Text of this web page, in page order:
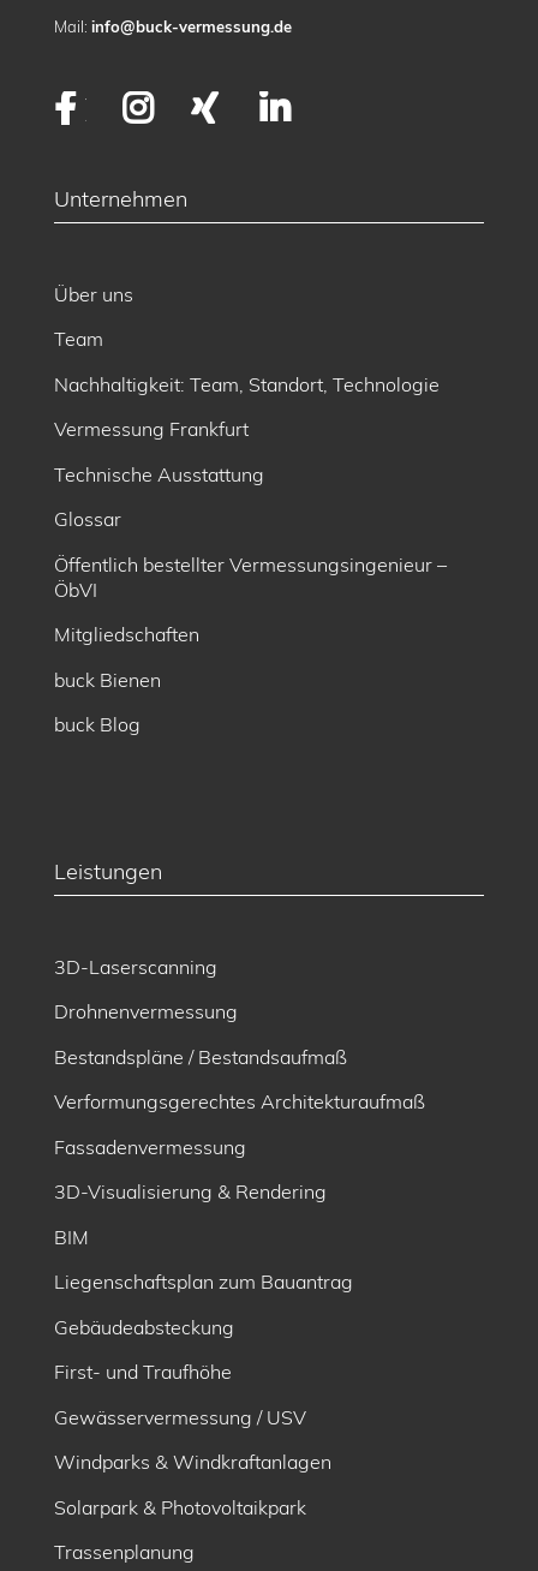
Mail: info@buck-vermessung.de
FacebookInstagram
XING
Unternehmen
Über uns
Team
Nachhaltigkeit: Team, Standort, Technologie
Vermessung Frankfurt
Technische Ausstattung
Glossar
Öffentlich bestellter Vermessungsingenieur –
ÖbVI
Mitgliedschaften
buck Bienen
buck Blog
Leistungen
3D-Laserscanning
Drohnenvermessung
Bestandspläne / Bestandsaufmaß
Verformungsgerechtes Architekturaufmaß
Fassadenvermessung
3D-Visualisierung & Rendering
BIM
Liegenschaftsplan zum Bauantrag
Gebäudeabsteckung
First- und Traufhöhe
Gewässervermessung / USV
Windparks & Windkraftanlagen
Solarpark & Photovoltaikpark
Trassenplanung